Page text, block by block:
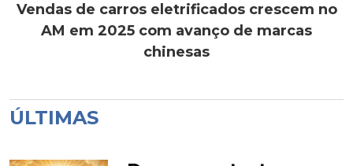
Vendas de carros eletrificados crescem no
AM em 2025 com avanço de marcas
chinesas
ÚLTIMAS